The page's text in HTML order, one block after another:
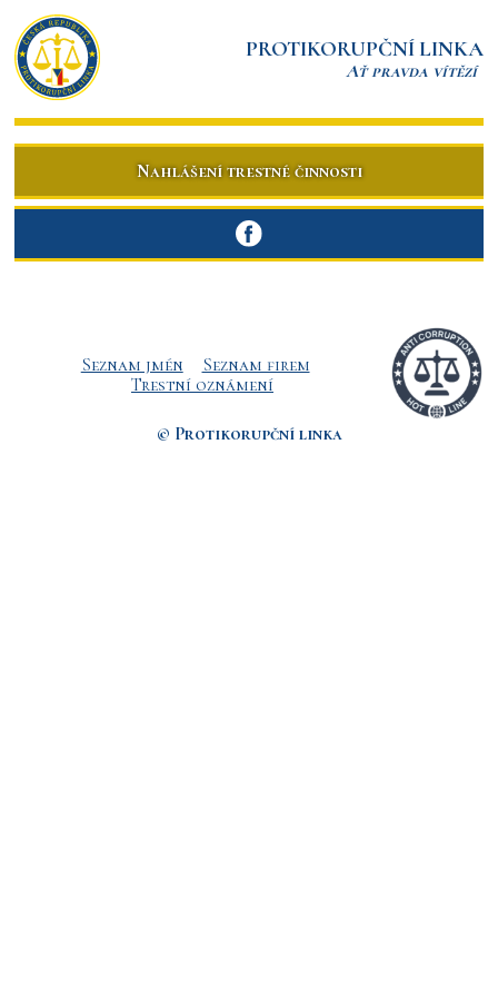
PROTIKORUPČNÍ LINKA
Ať pravda vítězí
Nahlášení trestné činnosti
Seznam jmén
Seznam firem
Trestní oznámení
© Protikorupční linka